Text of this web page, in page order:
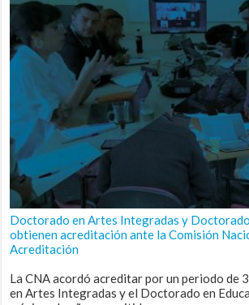
Doctorado en Artes Integradas y
obtienen acreditación ante la Comisión
Acreditación
La CNA acordó acreditar por un periodo de
en Artes Integradas y el Doctorado en